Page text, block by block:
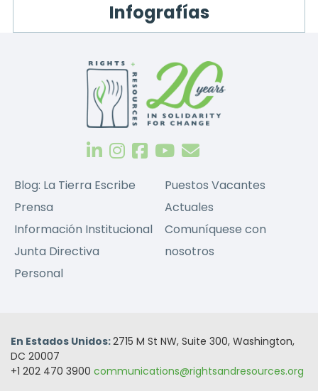
Infografías
Blog: La Tierra Escribe
Prensa
Información Institucional
Junta Directiva
Personal
Puestos Vacantes
Actuales
Comuníquese con
nosotros
En Estados Unidos:2715 M St NW, Suite 300, Washington,
DC 20007
+1 202 470 3900 communications@rightsandresources.org